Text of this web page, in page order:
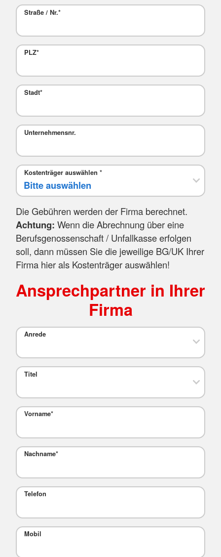
Straße / Nr.*
PLZ*
Stadt*
Mail
Unternehmensnr.
Kostenträger auswählen *
Die Gebühren werden der Firma berechnet.
Achtung: Wenn die Abrechnung über eine
Berufsgenossenschaft / Unfallkasse erfolgen
soll, dann müssen Sie die jeweilige BG/UK Ihrer
Firma hier als Kostenträger auswählen!
Ansprechpartner in Ihrer
Firma
Anrede
Titel
Vorname*
Nachname*
Telefon
Mobil